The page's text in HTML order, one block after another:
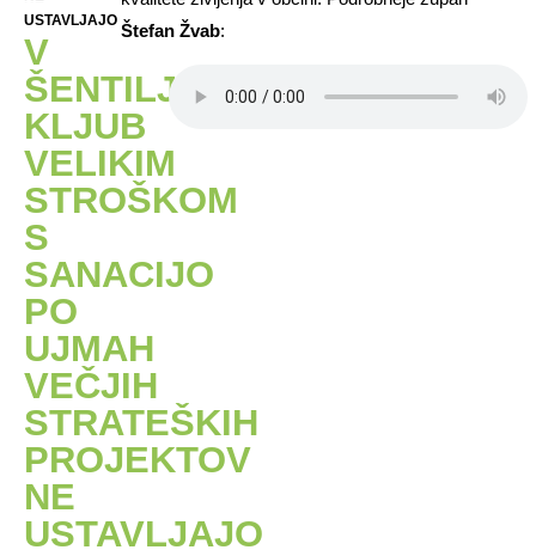
USTAVLJAJO
V
ŠENTILJU
KLJUB
VELIKIM
STROŠKOM
S
SANACIJO
PO
UJMAH
VEČJIH
STRATEŠKIH
PROJEKTOV
NE
USTAVLJAJO
Štefan Žvab: